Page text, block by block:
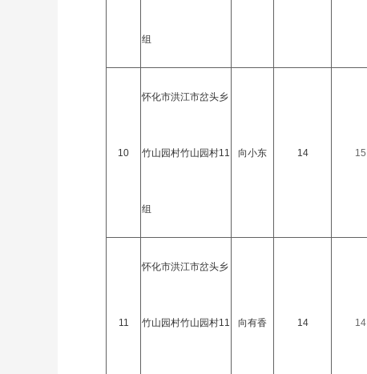
组
10
怀化市洪江市岔头乡
竹山园村竹山园村11
组
向小东 14 15
11
怀化市洪江市岔头乡
竹山园村竹山园村11 向有香 14 14